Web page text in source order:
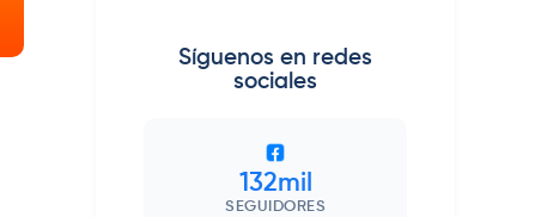
Síguenos en redes
sociales
132mil
SEGUIDORES